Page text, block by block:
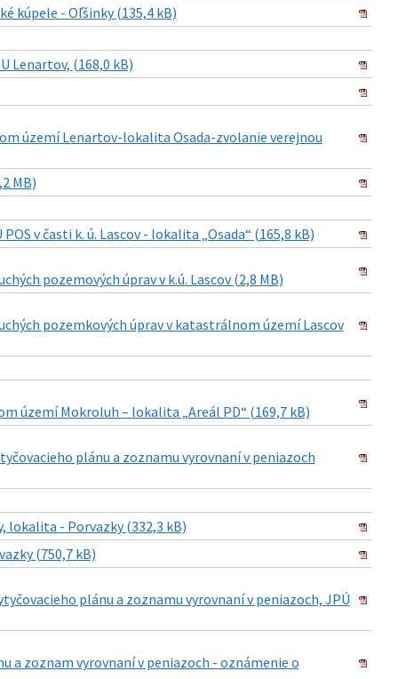
kúpele - Oľšinky (135,4 kB)
Lenartov, (168,0 kB)
území Lenartov-lokalita Osada-zvolanie verejnou
MB)
v časti k. ú. Lascov - lokalita „Osada“ (165,8 kB)
pozemových úprav v k.ú. Lascov (2,8 MB)
pozemkových úprav v katastrálnom území Lascov
území Mokroluh – lokalita „Areál PD“ (169,7 kB)
plánu a zoznamu vyrovnaní v peniazoch
lokalita - Porvazky (332,3 kB)
(750,7 kB)
plánu a zoznamu vyrovnaní v peniazoch, JPÚ
a zoznam vyrovnaní v peniazoch - oznámenie o